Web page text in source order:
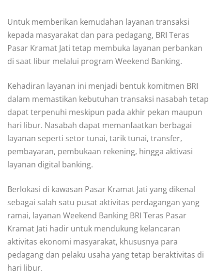
Untuk memberikan kemudahan layanan transaksi
kepada masyarakat dan para pedagang, BRI Teras
Pasar Kramat Jati tetap membuka layanan perbankan
di saat libur melalui program Weekend Banking.
Kehadiran layanan ini menjadi bentuk komitmen BRI
dalam memastikan kebutuhan transaksi nasabah tetap
dapat terpenuhi meskipun pada akhir pekan maupun
hari libur. Nasabah dapat memanfaatkan berbagai
layanan seperti setor tunai, tarik tunai, transfer,
pembayaran, pembukaan rekening, hingga aktivasi
layanan digital banking.
Berlokasi di kawasan Pasar Kramat Jati yang dikenal
sebagai salah satu pusat aktivitas perdagangan yang
ramai, layanan Weekend Banking BRI Teras Pasar
Kramat Jati hadir untuk mendukung kelancaran
aktivitas ekonomi masyarakat, khususnya para
pedagang dan pelaku usaha yang tetap beraktivitas di
hari libur.